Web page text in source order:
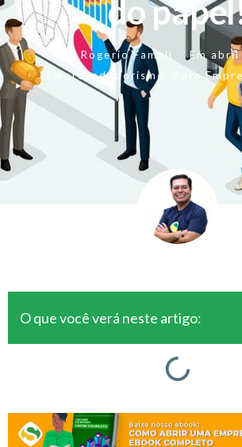
do
PorRogerio Fameli Em abril
Empreendedorismo
Para
O que você verá neste artigo: